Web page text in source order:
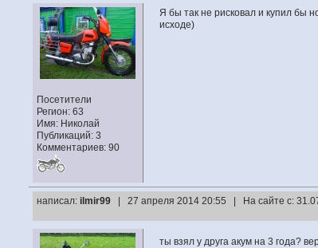
Посетители
Регион: 63
Имя: Николай
Публикаций: 3
Комментариев: 90
Я бы так не рисковал и купил бы
исходе)
написал: ilmir99 | 27 апреля 2014 20:55 | На сайте с:
ты взял у друга акум на 3 года?